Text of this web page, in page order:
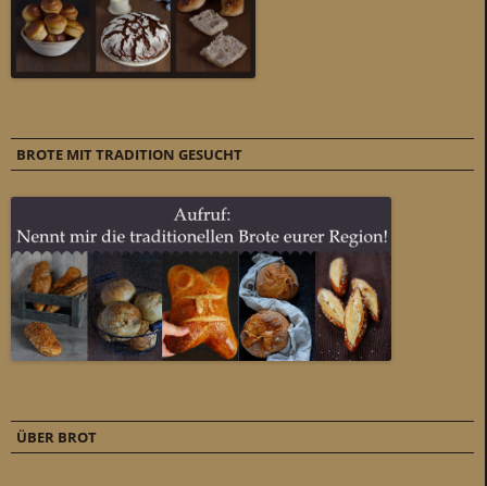
BROTE MIT TRADITION GESUCHT
ÜBER BROT